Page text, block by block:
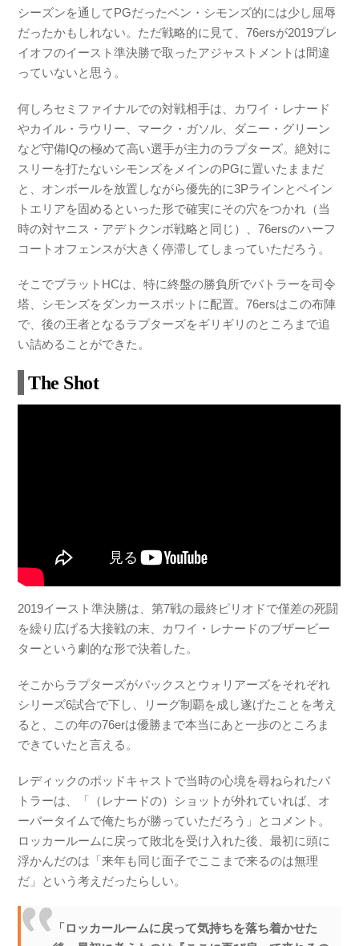
シーズンを通してPGだったベン・シモンズ的には少し屈辱
だったかもしれない。ただ戦略的に見て、76ersが2019プレ
イオフのイースト準決勝で取ったアジャストメントは間違
っていないと思う。
何しろセミファイナルでの対戦相手は、カワイ・レナード
やカイル・ラウリー、マーク・ガソル、ダニー・グリーン
など守備IQの極めて高い選手が主力のラプターズ。絶対に
スリーを打たないシモンズをメインのPGに置いたままだ
と、オンボールを放置しながら優先的に3Pラインとペイン
トエリアを固めるといった形で確実にその穴をつかれ（当
時の対ヤニス・アデトクンボ戦略と同じ）、76ersのハーフ
コートオフェンスが大きく停滞してしまっていただろう。
そこでブラットHCは、特に終盤の勝負所でバトラーを司令
塔、シモンズをダンカースポットに配置。76ersはこの布陣
で、後の王者となるラプターズをギリギリのところまで追
い詰めることができた。
The Shot
2019イースト準決勝は、第7戦の最終ピリオドで僅差の死闘
を繰り広げる大接戦の末、カワイ・レナードのブザービー
ターという劇的な形で決着した。
そこからラプターズがバックスとウォリアーズをそれぞれ
シリーズ6試合で下し、リーグ制覇を成し遂げたことを考え
ると、この年の76erは優勝まで本当にあと一歩のところま
できていたと言える。
レディックのポッドキャストで当時の心境を尋ねられたバ
トラーは、「（レナードの）ショットが外れていれば、オ
ーバータイムで俺たちが勝っていただろう」とコメント。
ロッカールームに戻って敗北を受け入れた後、最初に頭に
浮かんだのは「来年も同じ面子でここまで来るのは無理
だ」という考えだったらしい。
「ロッカールームに戻って気持ちを落ち着かせた